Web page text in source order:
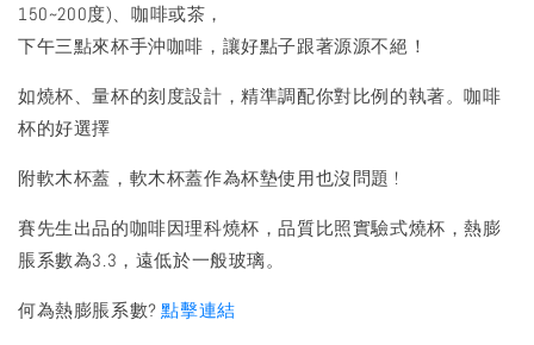
150~200度)、咖啡或茶，
下午三點來杯手沖咖啡，讓好點子跟著源源不絕！
如燒杯、量杯的刻度設計，精準調配你對比例的執著。咖啡
杯的好選擇
附軟木杯蓋，軟木杯蓋作為杯墊使用也沒問題 !
賽先生出品的咖啡因理科燒杯，品質比照實驗式燒杯，熱膨
脹系數為3.3，遠低於一般玻璃。
何為熱膨脹系數?點擊連結